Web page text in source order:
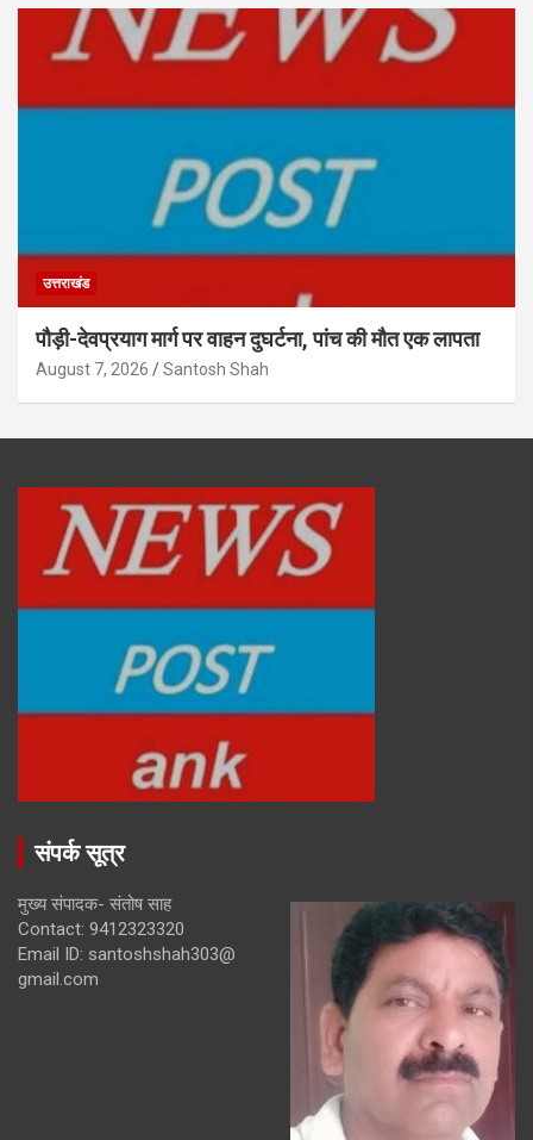
उत्तराखंड
पौड़ी-देवप्रयाग मार्ग पर वाहन दुघर्टना, पांच की मौत एक लापता
August 7, 2026 Santosh Shah
संपर्क सूत्र
मुख्य संपादक- संतोष साह
Contact: 9412323320
Email ID: santoshshah303@
gmail.com